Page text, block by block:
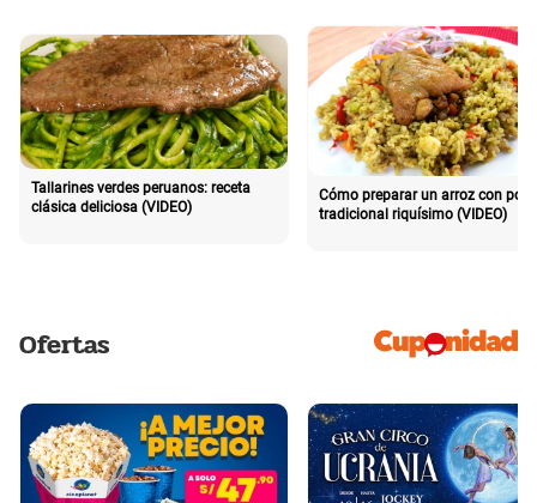
Tallarines verdes peruanos: receta
clásica deliciosa (VIDEO)
Cómo preparar un arroz con pollo
tradicional riquísimo (VIDEO)
Ofertas